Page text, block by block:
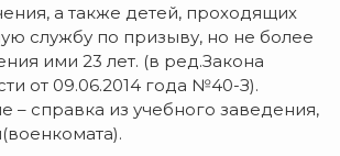
а также детей, проходящих
службу по призыву, но не более
ими 23 лет. (в ред.Закона
от 09.06.2014 года №40-З).
– справка из учебного заведения,